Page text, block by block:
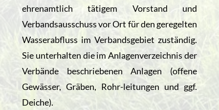
ehrenamtlich tätigem Vorstand und
Verbandsausschuss vor Ort für den geregelten
Wasserabfluss im Verbandsgebiet zuständig.
Sie unterhalten die im Anlagenverzeichnis der
Verbände beschriebenen Anlagen (offene
Gewässer, Gräben, Rohr-leitungen und ggf.
Deiche).